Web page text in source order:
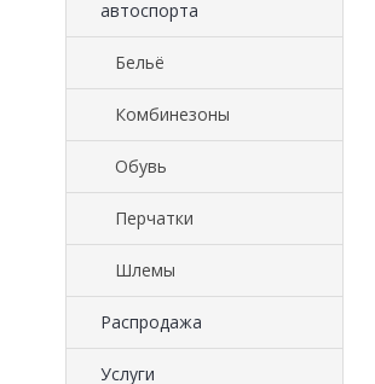
автоспорта
Бельё
Комбинезоны
Обувь
Перчатки
Шлемы
Распродажа
Услуги